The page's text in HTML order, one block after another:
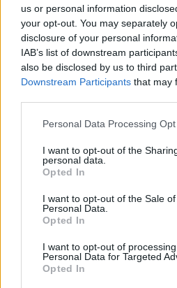
us or personal information
your opt-out. You may separately
disclosure of your personal
IAB’s list of downstream
also be disclosed by us to third
Downstream Participants that may
Please note that this website/app
not limited to your visit or usage
grant or deny consent to Google
use your data for below specified
consent section.
Personal Data Processing
I want to opt-out of the
personal data.
Opted In
I want to opt-out of the Sale
Personal Data.
Opted In
I want to opt-out of
Personal Data for Targeted
Opted In
Πόσοι καλοί άνθρωποι άραγε
συνεχίζουν να ελπίζουν ότι
τέτοιοι πολιτικοί…
Η αρχή θα γίνει όταν πάψουν οι
γραφεία να αντιμετωπίζουν το
να τους φαίνεται τόσο κανονικό
συζητήσεις…
* Δημοσιεύτηκε στη "ΜτΚ" στις
Διάβαστε περισσότερα